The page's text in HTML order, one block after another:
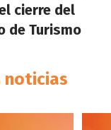
cierre del
de Turismo
noticias